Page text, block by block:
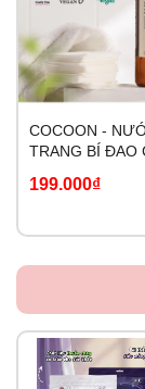
COCOON -
TRANG BÍ ĐAO
199.000₫